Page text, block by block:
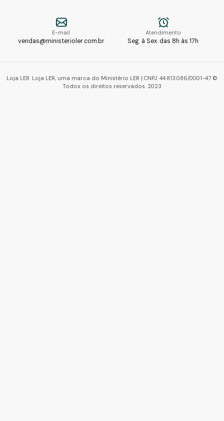
E-mail
vendas@ministerioler.com.br
Atendimento
Seg. à Sex. das 8h às 17h
Loja LER. Loja LER, uma marca do Ministério LER | CNPJ: 44.813.086/0001-47 ©
Todos os direitos reservados. 2023